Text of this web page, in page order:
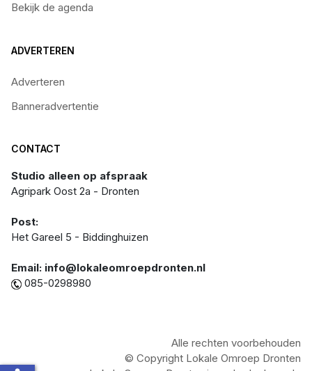
Bekijk de agenda
ADVERTEREN
Adverteren
Banneradvertentie
CONTACT
Studio alleen op afspraak
Agripark Oost 2a - Dronten
Post:
Het Gareel 5 - Biddinghuizen
Email: info@lokaleomroepdronten.nl
085-0298980
Alle rechten voorbehouden
© Copyright Lokale Omroep Dronten